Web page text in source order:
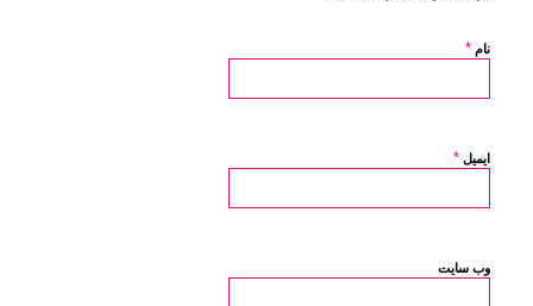
نام *
ایمیل *
وب‌ سایت